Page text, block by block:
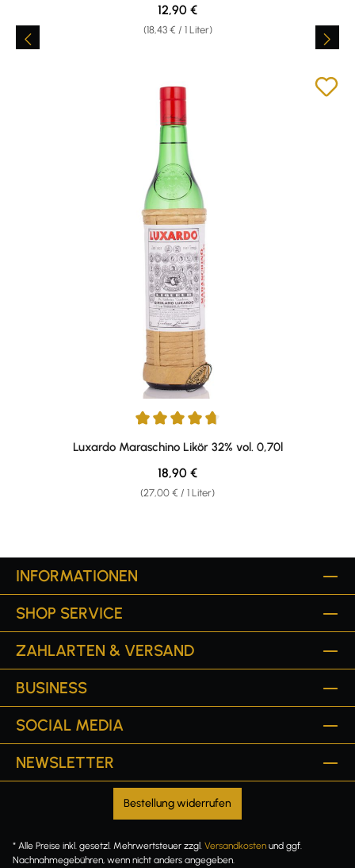
(18,43 € / 1 Liter)
Regulärer Preis:
12,90 €
Durchschnittliche Bewertung von 4.81 von 5 Sternen
Luxardo Maraschino Likör 32% vol. 0,70l
(27,00 € / 1 Liter)
Regulärer Preis:
18,90 €
INFORMATIONEN
SHOP SERVICE
ZAHLARTEN & VERSAND
BUSINESS
SOCIAL MEDIA
NEWSLETTER
Bestellung widerrufen
* Alle Preise inkl. gesetzl. Mehrwertsteuer zzgl. Versandkosten und ggf.
Nachnahmegebühren, wenn nicht anders angegeben.